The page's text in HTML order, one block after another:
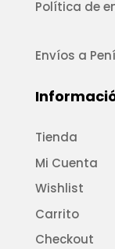
Política de
Envíos a
Tienda
Mi Cuenta
Wishlist
Carrito
Checkout